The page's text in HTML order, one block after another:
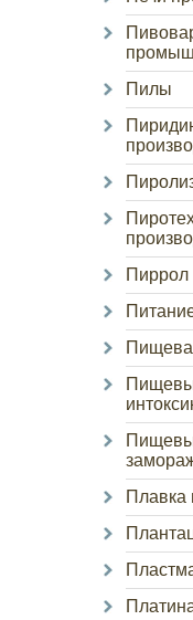
Пилы
Пиррол
Плавка